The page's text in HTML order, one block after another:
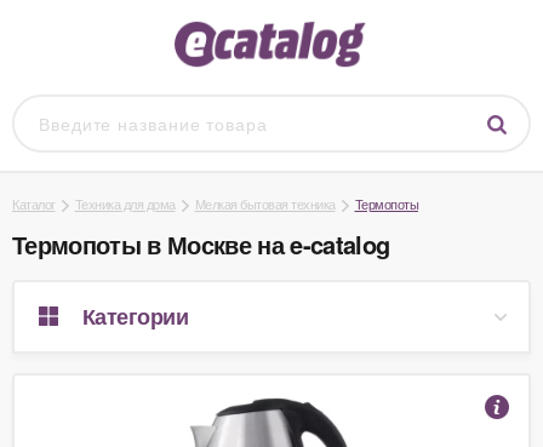
Каталог Техника для дома Мелкая бытовая техника Термопоты
Термопоты в Москве на e-catalog
Категории